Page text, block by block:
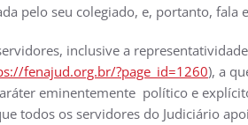
pelo seu colegiado, e, portanto, fala
inclusive a
fenajud.org.br/?page_id=1260), a
eminentemente político e
todos os servidores do Judiciário